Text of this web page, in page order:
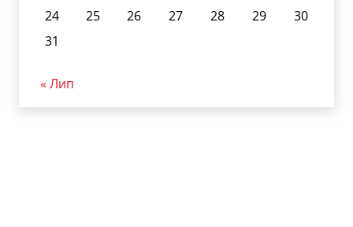
24
25 26 27 28 29
30
31
« Лип